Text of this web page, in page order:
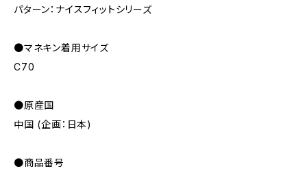
パターン：ナイスフィットシリーズ
●マネキン着用サイズ
C70
●原産国
中国 (企画：日本)
●商品番号